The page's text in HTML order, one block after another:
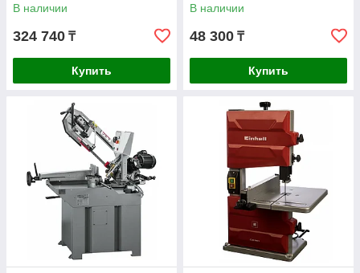
В наличии
324 740 ₸
Купить
В наличии
48 300 ₸
Купить